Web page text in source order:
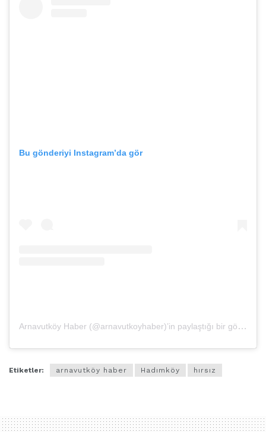
Bu gönderiyi Instagram’da gör
Arnavutköy Haber (@arnavutkoyhaber)’in paylaştığı bir gönderi
Etiketler: arnavutköy haber Hadımköy hırsız